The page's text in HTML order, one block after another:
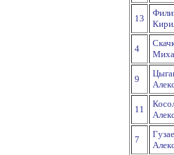
13
4
9
11
7